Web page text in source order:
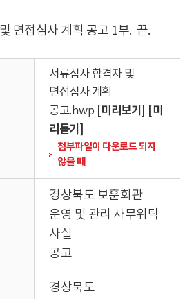
면접심사 계획 공고 1부. 끝.
서류심사 합격자 및
면접심사 계획
공고.hwp [미리보기]
[미
리듣기]
첨부파일이 다운로드 되지
않을 때
경상북도 보훈회관
운영 및 관리 사무위탁
사실
공고
경상북도